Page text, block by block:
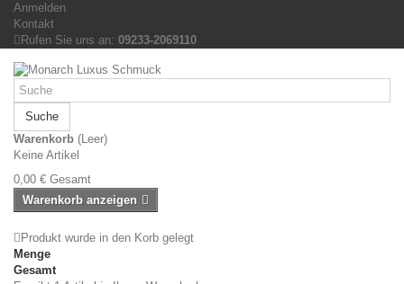
Anmelden
Kontakt
Rufen Sie uns an: 09233-2069110
Suche
Warenkorb (Leer)
Keine Artikel
0,00 € Gesamt
Warenkorb anzeigen
Produkt wurde in den Korb gelegt
Menge
Gesamt